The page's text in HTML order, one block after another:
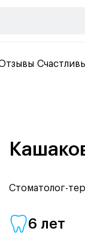
Стоматолог-
6 лет